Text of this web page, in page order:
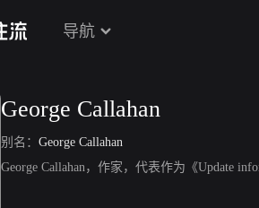
导航
George Callahan
别名： George Callahan
George Callahan，作家，代表作为《Update